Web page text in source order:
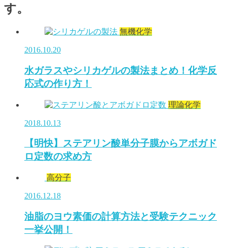
す。
無機化学
2016.10.20
水ガラスやシリカゲルの製法まとめ！化学反
応式の作り方！
理論化学
2018.10.13
【明快】ステアリン酸単分子膜からアボガド
ロ定数の求め方
高分子
2016.12.18
油脂のヨウ素価の計算方法と受験テクニック
一挙公開！